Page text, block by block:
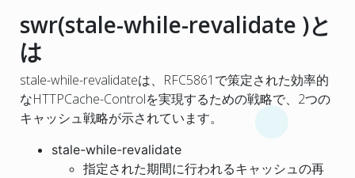
swr(stale-while-revalidate )と
は
stale-while-revalidateは、RFC5861で策定された効率的
なHTTPCache-Controlを実現するための戦略で、2つの
キャッシュ戦略が示されています。
stale-while-revalidate
指定された期間に行われるキャッシュの再